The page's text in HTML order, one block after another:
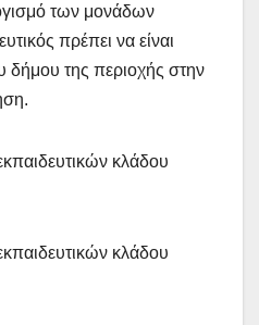
των μονάδων
πρέπει να είναι
δήμου της περιοχής στην
κλάδου
κλάδου